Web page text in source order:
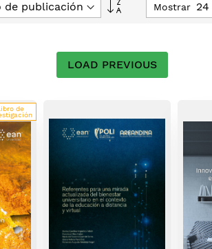
Dirección
Mostrar
LOAD PREVIOUS
de